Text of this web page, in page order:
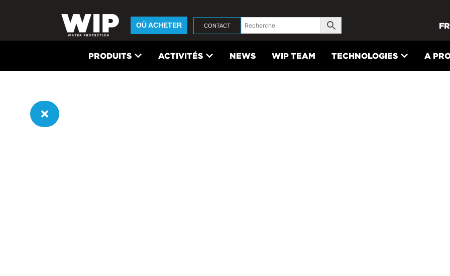
OÙ ACHETER CONTACT FR
PRODUITS ACTIVITÉS NEWS WIP TEAM TECHNOLOGIES A